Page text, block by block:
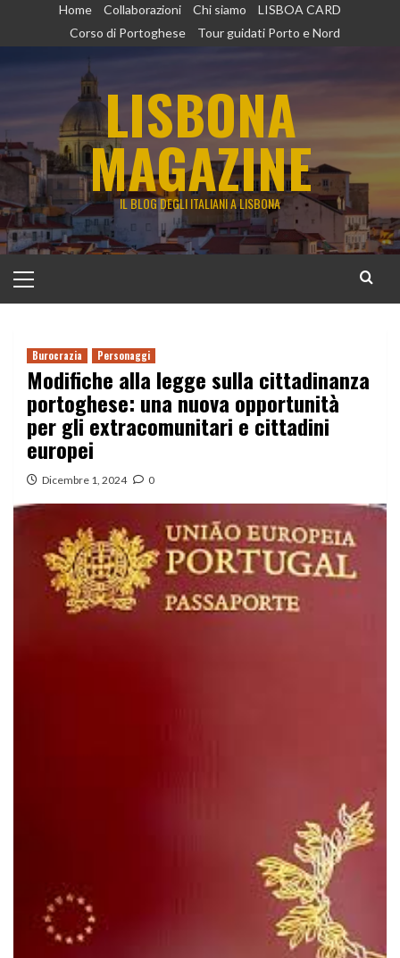
Home Collaborazioni Chi siamo
LISBOA CARD
Corso di Portoghese
Tour guidati Porto e Nord
LISBONA
MAGAZINE
IL BLOG DEGLI ITALIANI A LISBONA
principale
Burocrazia Personaggi
Modifiche alla legge sulla cittadinanza
portoghese: una nuova opportunità
per gli extracomunitari e cittadini
europei
Dicembre 1, 2024 0